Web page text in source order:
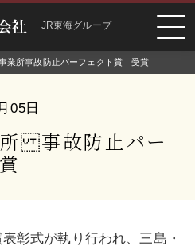
JR東海グループ
業所 事故防止パーフェクト賞 受賞
05日
事故防止パー
彰式が執り行われ、三島・